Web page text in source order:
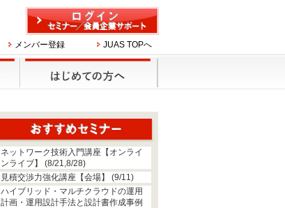
メンバー登録 JUAS TOPへ
ネットワーク技術入門講座【オンライ
ンライブ】 (8/21,8/28)
見積交渉力強化講座【会場】 (9/11)
ハイブリッド・マルチクラウドの運用
計画・運用設計手法と設計書作成事例